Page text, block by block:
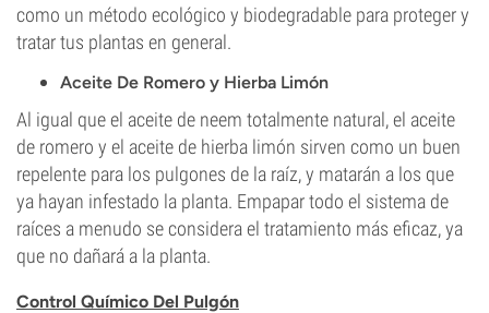
como un método ecológico y biodegradable para proteger y
tratar tus plantas en general.
Aceite De Romero y Hierba Limón
Al igual que el aceite de neem totalmente natural, el aceite
de romero y el aceite de hierba limón sirven como un buen
repelente para los pulgones de la raíz, y matarán a los que
ya hayan infestado la planta. Empapar todo el sistema de
raíces a menudo se considera el tratamiento más eficaz, ya
que no dañará a la planta.
Control Químico Del Pulgón